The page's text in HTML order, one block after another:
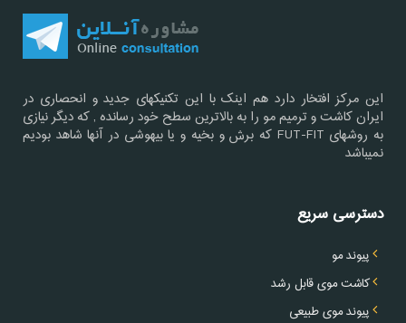
این مرکز افتخار دارد هم اینک با این تکنیکهای جدید و انحصاری در
ایران کاشت و ترمیم مو را به بالاترین سطح خود رسانده , که دیگر نیازی
به روشهای FUT-FIT که برش و بخیه و یا بیهوشی در آنها شاهد بودیم
نمیباشد
دسترسی سریع
پیوند مو
کاشت موی قابل رشد
پیوند موی طبیعی